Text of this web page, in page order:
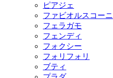
ピアジェ
ファビオルスコーニ
フェラガモ
フェンディ
フォクシー
フォリフォリ
ブティ